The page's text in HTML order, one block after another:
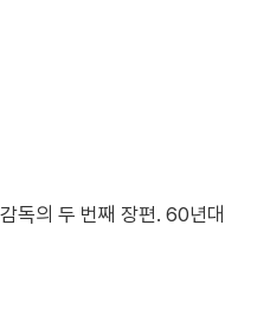
독의 두 번째 장편. 60년대